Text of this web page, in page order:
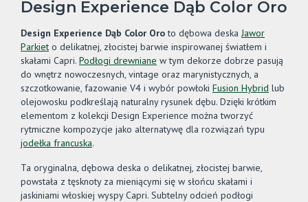
Design Experience Dąb Color Oro
Design Experience Dąb Color Oroto dębowa deskaJawor
Parkiet o delikatnej, złocistej barwie inspirowanej światłem i
skałami Capri. Podłogi drewniane w tym dekorze dobrze pasują
do wnętrz nowoczesnych, vintage oraz marynistycznych, a
szczotkowanie, fazowanie V4 i wybór powłoki Fusion Hybrid lub
olejowosku podkreślają naturalny rysunek dębu. Dzięki krótkim
elementom z kolekcji Design Experience można tworzyć
rytmiczne kompozycje jako alternatywę dla rozwiązań typu
jodełka francuska.
Ta oryginalna, dębowa deska o delikatnej, złocistej barwie,
powstała z tęsknoty za mieniącymi się w słońcu skałami i
jaskiniami włoskiej wyspy Capri. Subtelny odcień podłogi